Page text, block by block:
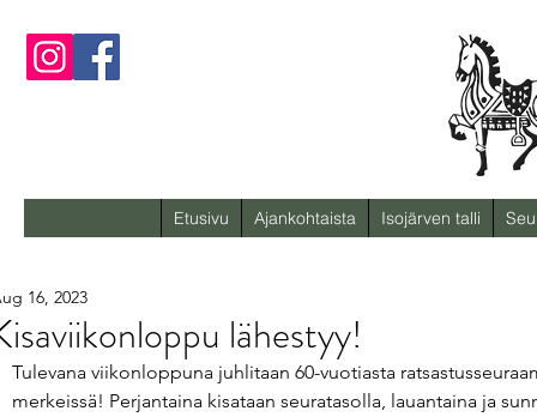
Etusivu Ajankohtaista Isojärven talli
lähestyy!
16, 2023
Tulevana viikonloppuna juhlitaan 60-vuotiasta
merkeissä! Perjantaina kisataan seuratasolla, lauantaina ja